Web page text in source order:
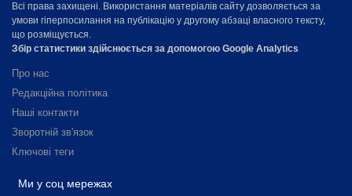
Всі права захищені. Використання матеріалів сайту дозволяється за
умови гіперпосилання на публікацію у другому абзаці власного тексту,
що розміщується.
Збір статистики здійснюється за допомогою Google Analytics
Про нас
Редакційна політика
Наші контакти
Зворотній зв'язок
Ключові теги
Ми у соц мережах